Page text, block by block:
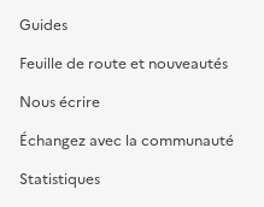
Guides
Feuille de route et nouveautés
Nous écrire
Échangez avec la communauté
Statistiques